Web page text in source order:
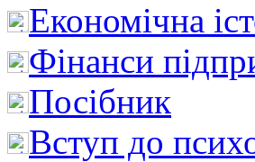
Економічна
Фінанси
Посібник
Вступ до